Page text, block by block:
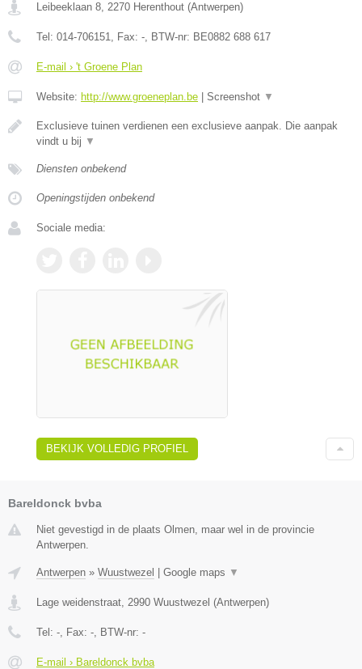
Leibeeklaan 8, 2270 Herenthout (Antwerpen)
Tel: 014-706151, Fax: -, BTW-nr: BE0882 688 617
E-mail › 't Groene Plan
Website: http://www.groeneplan.be Screenshot ▼
Exclusieve tuinen verdienen een exclusieve aanpak. Die aanpak
vindt u bij ▼
Diensten onbekend
Openingstijden onbekend
Sociale media:
BEKIJK VOLLEDIG PROFIEL
Bareldonck bvba
Niet gevestigd in de plaats Olmen, maar wel in de provincie
Antwerpen.
Antwerpen » Wuustwezel Google maps ▼
Lage weidenstraat 2990 Wuustwezel (Antwerpen)
Tel: - , Fax: - , BTW-nr: -
E-mail › Bareldonck bvba